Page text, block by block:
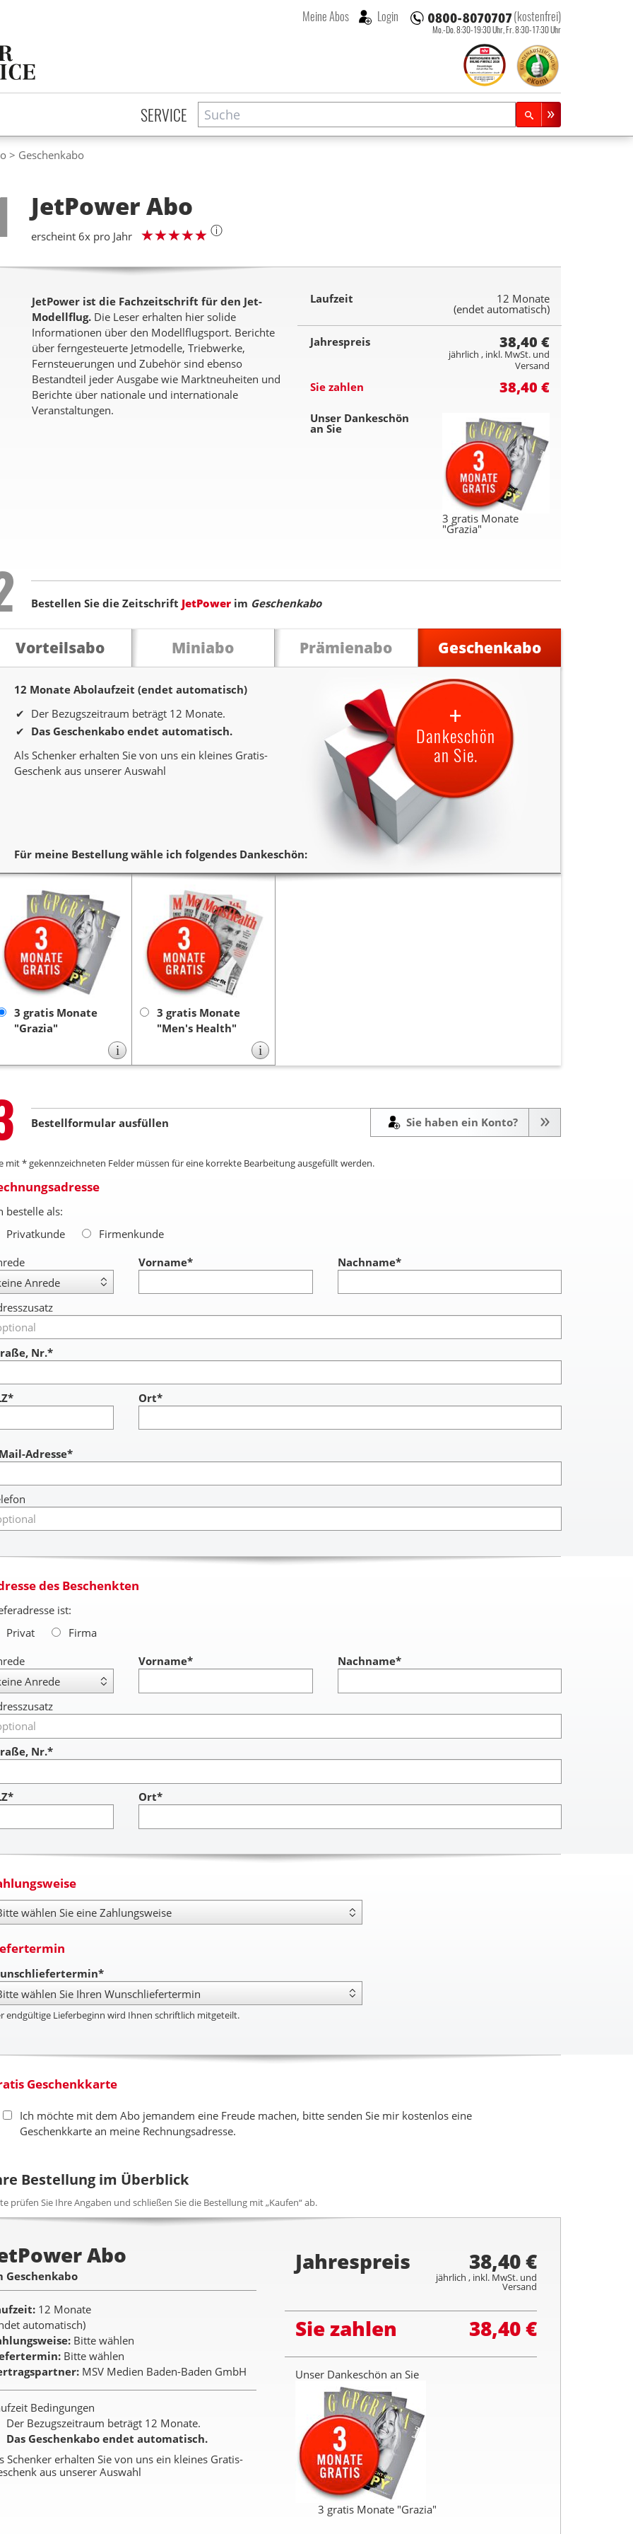
(kostenfrei)
Mo.-Do. 8:30-19:30 Uhr, Fr. 8:30-17:30 Uhr
Meine Abos Login
SERVICE Suche
Zeitschriftensuche
Geschenkabo
JetPower Abo
erscheint 6x pro Jahr ⓘ
JetPower ist die Fachzeitschrift für den Jet-
Modellflug. Die Leser erhalten hier solide
Informationen über den Modellflugsport. Berichte
über ferngesteuerte Jetmodelle, Triebwerke,
Fernsteuerungen und Zubehör sind ebenso
Bestandteil jeder Ausgabe wie Marktneuheiten und
Berichte über nationale und internationale
Veranstaltungen.
Laufzeit 12 Monate
(endet automatisch)
Jahrespreis 38,40 €
jährlich , inkl. MwSt. und
Versand
Sie zahlen 38,40 €
Unser Dankeschön
an Sie
3 gratis Monate
"Grazia"
Bestellen Sie die Zeitschrift JetPower im Geschenkabo
Vorteilsabo Miniabo Prämienabo Geschenkabo
12 Monate Abolaufzeit (endet automatisch)
Der Bezugszeitraum beträgt 12 Monate.
Das Geschenkabo endet automatisch.
Als Schenker erhalten Sie von uns ein kleines Gratis-
Geschenk aus unserer Auswahl
+
Dankeschön
an Sie.
Für meine Bestellung wähle ich folgendes Dankeschön:
3 gratis Monate
"Grazia"
Sie verschenken ein Jahr
Lesespaß mit dem Titel
JetPower.
Als Dankeschön
erhalten Sie von uns
3
Monate gratis die
Zeitschrift „Grazia”.
Die
Lieferung endet nach 3
Monaten automatisch, es ist
keine Kündigung
notwendig.
i
3 gratis Monate
"Men's Health"
Sie verschenken ein Jahr
Lesespaß mit dem Titel
JetPower.
Als Dankeschön
erhalten Sie von uns
3
Monate gratis die
Zeitschrift „Men’s
Health”.
Die Lieferung
endet nach 3 Monaten
automatisch, es ist
Kündigung notwendig.
i
Bestellformular ausfüllen Sie haben ein Konto?
mit * gekennzeichneten Felder müssen für eine korrekte Bearbeitung ausgefüllt werden.
bestelle als:
Privatkunde
Firmenkunde
Vorname* Nachname*
Nr.*
Ort*
Adresse*
des Beschenkten
ist:
Privat
Firma
Vorname* Nachname*
Nr.*
Ort*
endgültige Lieferbeginn wird Ihnen schriftlich mitgeteilt.
Geschenkkarte
Ich möchte mit dem Abo jemandem eine Freude machen, bitte senden Sie mir kostenlos eine
Geschenkkarte an meine Rechnungsadresse.
Bestellung im Überblick
prüfen Sie Ihre Angaben und schließen Sie die Bestellung mit „Kaufen“ ab.
Abo
Geschenkabo
12 Monate
automatisch)
Bitte wählen
Bitte wählen
MSV Medien Baden-Baden GmbH
Bedingungen
Der Bezugszeitraum beträgt 12 Monate.
Das Geschenkabo endet automatisch.
Schenker erhalten Sie von uns ein kleines Gratis-
aus unserer Auswahl
Jahrespreis 38,40 €
jährlich , inkl. MwSt. und
Versand
Sie zahlen 38,40 €
Unser Dankeschön an Sie
3 gratis Monate "Grazia"